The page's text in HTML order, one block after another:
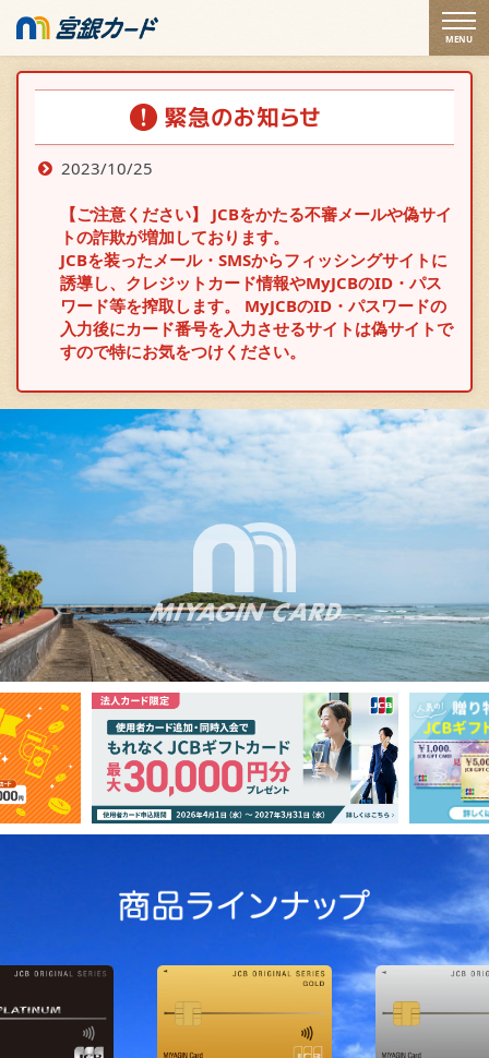
MENU
2023/10/25
【ご注意ください】 JCBをかたる不審メールや偽サイ
トの詐欺が増加しております。
JCBを装ったメール・SMSからフィッシングサイトに
誘導し、クレジットカード情報やMyJCBのID・パス
ワード等を搾取します。 MyJCBのID・パスワードの
入力後にカード番号を入力させるサイトは偽サイトで
すので特にお気をつけください。